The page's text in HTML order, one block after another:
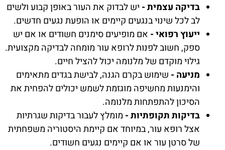
בדיקה עצמית - יש לבדוק את העור באופן קבוע ולשים
לב לכל שינוי בנגעים קיימים או הופעת נגעים חדשים.
ייעוץ רפואי - אם מופיעים סימנים חשודים או אם יש
ספק, חשוב לפנות לרופא עור מומחה לבדיקה מקצועית.
גילוי מוקדם של מלנומה יכול להציל חיים.
מניעה - שימוש בקרם הגנה, לבישת בגדים מתאימים
והימנעות מחשיפה מוגזמת לשמש יכולים להפחית את
הסיכון להתפתחות מלנומה.
בדיקות תקופתיות - מומלץ לעבור בדיקות שגרתיות
אצל רופא עור, במיוחד אם קיימת היסטוריה משפחתית
של סרטן עור או אם קיימים נגעים חשודים.